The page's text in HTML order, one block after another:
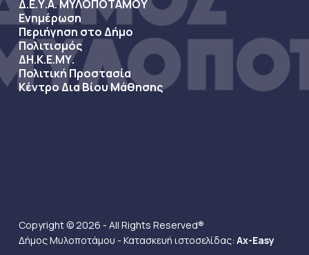
Δ.Ε.Υ.Α. ΜΥΛΟΠΟΤΑΜΟΥ
Ενημέρωση
Περιήγηση στο Δήμο
Πολιτισμός
ΔΗ.Κ.Ε.ΜΥ.
Πολιτική Προστασία
Κέντρο Δια Βίου Μάθησης
Copyright © 2026 - All Rights Reserved®
Δήμος Μυλοποτάμου - Κατασκευή ιστοσελίδας: Ax-Easy